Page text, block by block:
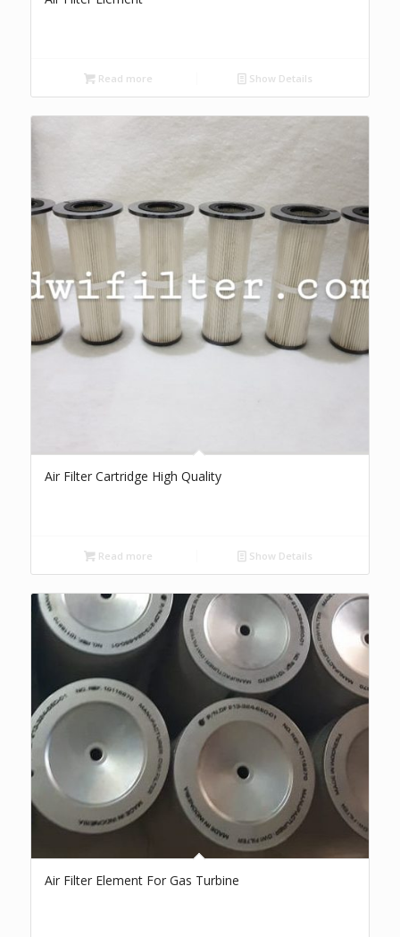
Read more Show Details
Air Filter Cartridge High Quality
Read more Show Details
Air Filter Element For Gas Turbine